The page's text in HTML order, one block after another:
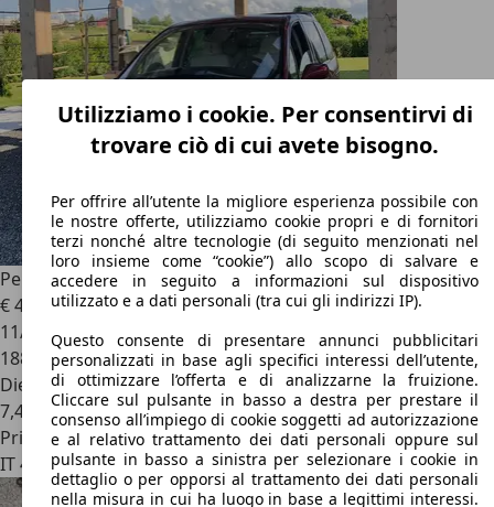
Peugeot 807807 2.2 hdi 16v SV c/sist.RT3 fap
€ 4.4001
11/2004
188.000 km
Diesel
7,4 l/100 km (comb.)
Privato
IT 47039Savignano Sul Rubicone
Utilizziamo i cookie. Per consentirvi di
trovare ciò di cui avete bisogno.
Per offrire all’utente la migliore esperienza possibile con
le nostre offerte, utilizziamo cookie propri e di fornitori
terzi nonché altre tecnologie (di seguito menzionati nel
loro insieme come “cookie”) allo scopo di salvare e
accedere in seguito a informazioni sul dispositivo
utilizzato e a dati personali (tra cui gli indirizzi IP).
Questo consente di presentare annunci pubblicitari
personalizzati in base agli specifici interessi dell’utente,
di ottimizzare l’offerta e di analizzarne la fruizione.
Cliccare sul pulsante in basso a destra per prestare il
consenso all’impiego di cookie soggetti ad autorizzazione
e al relativo trattamento dei dati personali oppure sul
pulsante in basso a sinistra per selezionare i cookie in
dettaglio o per opporsi al trattamento dei dati personali
nella misura in cui ha luogo in base a legittimi interessi.